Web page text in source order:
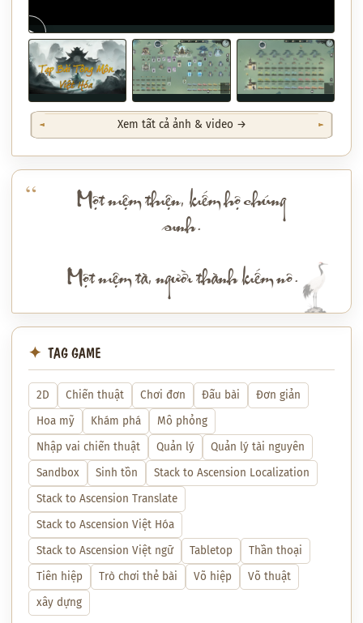
▶
Xem tất cả ảnh & video →
Một niệm thiện, kiếm hộ chúng
sinh.
Một niệm tà, người thành kiếm nô.
TAG GAME
2D Chiến thuật Chơi đơn Đấu bài
Đơn giản
Hoa mỹ
Khám phá
Mô phỏng
Nhập vai chiến thuật
Quản lý
Quản lý tài nguyên
Sandbox
Sinh tồn
Stack to Ascension Localization
Stack to Ascension Translate
Stack to Ascension Việt Hóa
Stack to Ascension Việt ngữ
Tabletop
Thần thoại
Tiên hiệp
Trò chơi thẻ bài Võ hiệp
Võ thuật
xây dựng